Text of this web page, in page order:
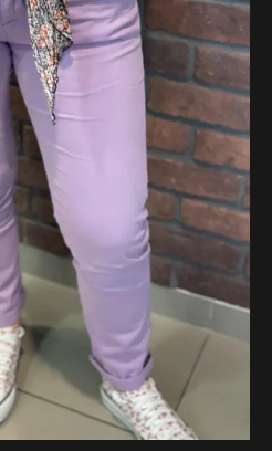
33.59 €.